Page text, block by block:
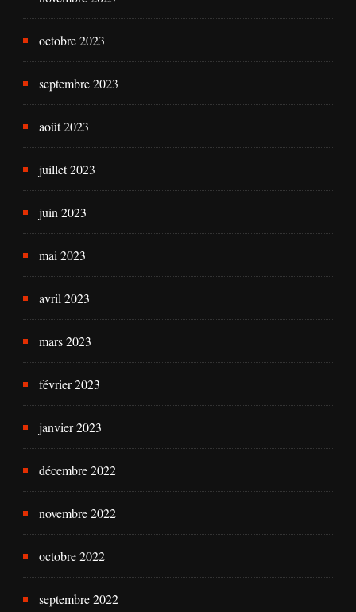
octobre 2023
septembre 2023
août 2023
juillet 2023
juin 2023
mai 2023
avril 2023
mars 2023
février 2023
janvier 2023
décembre 2022
novembre 2022
octobre 2022
septembre 2022